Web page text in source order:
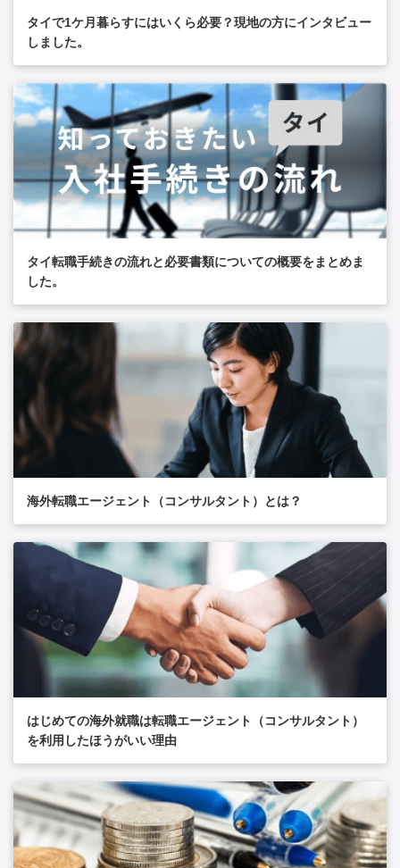
タイで1ケ月暮らすにはいくら必要？現地の方にインタビュー
しました。
タイ転職手続きの流れと必要書類についての概要をまとめま
した。
海外転職エージェント（コンサルタント）とは？
はじめての海外就職は転職エージェント（コンサルタント）
を利用したほうがいい理由